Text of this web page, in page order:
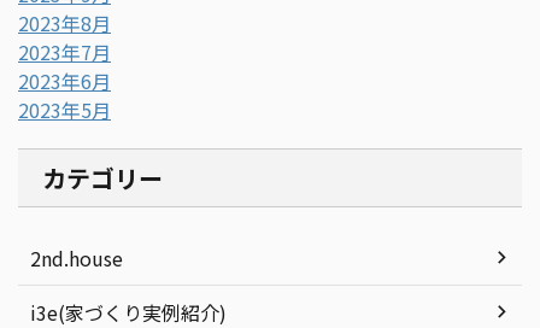
2023年8月
2023年7月
2023年6月
2023年5月
カテゴリー
2nd.house
i3e(家づくり実例紹介)